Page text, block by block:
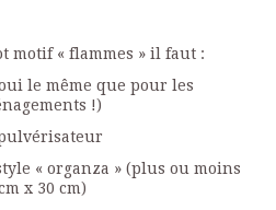
motif « flammes » il faut :
le même que pour les
!)
« organza » (plus ou moins
x 30 cm)